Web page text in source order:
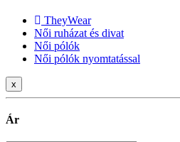
TheyWear
Női ruházat és divat
Női pólók
Női pólók nyomtatással
x
Ár